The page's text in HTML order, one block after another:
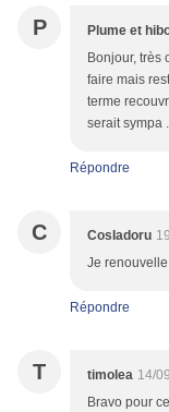
P Plume et
Bonjour, très
faire mais
terme
serait sympa
Répondre
C CosIadoru
Je
Répondre
T timolea 14/
Bravo pour